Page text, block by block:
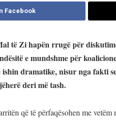
Facebook
të Zi hapën rrugë për
e mundshme për
dramatike, nisur nga fakti
deri më tash.
që të përfaqësohen me